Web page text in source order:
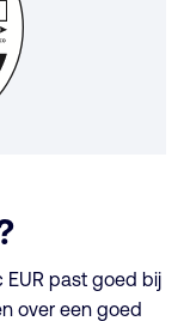
EUR past goed bij
over een goed